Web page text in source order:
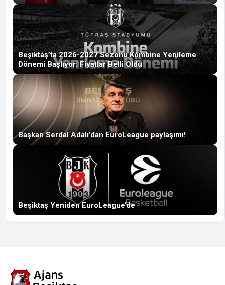
Beşiktaş’ta 2026-2027 Sezonu Kombine Yenileme
Dönemi Başlıyor: Fiyatlar Belli Oldu
Başkan Serdal Adalı’dan EuroLeague paylaşımı!
Beşiktaş Yeniden EuroLeague’de